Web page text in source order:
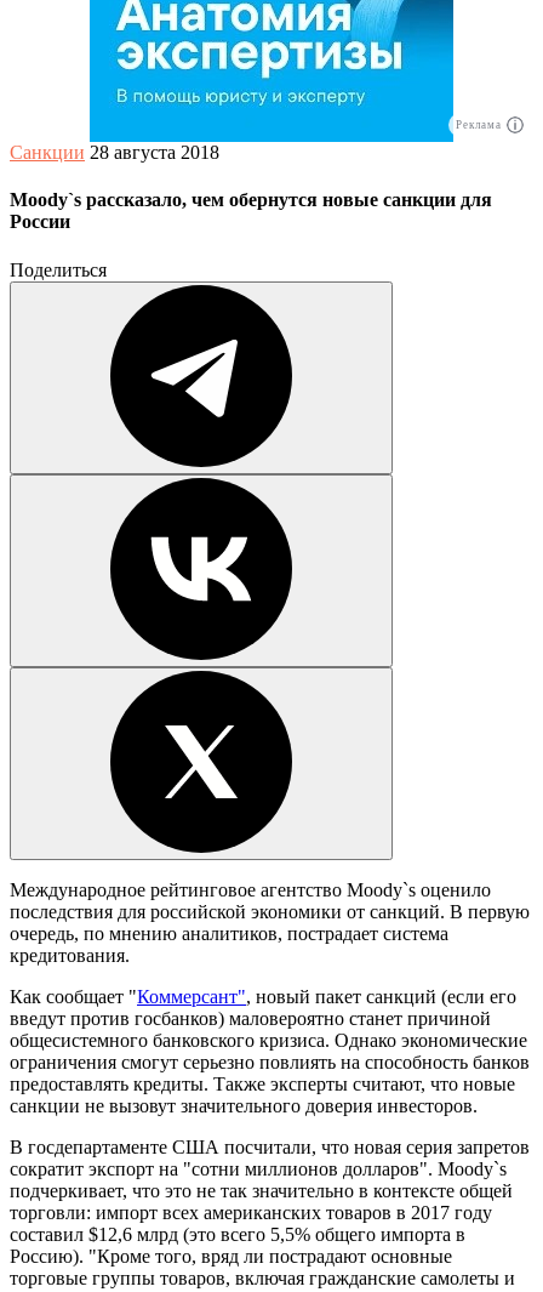
Реклама
Санкции 28 августа 2018
Moody`s рассказало, чем обернутся новые санкции для
России
Поделиться
Международное рейтинговое агентство Moody`s оценило
последствия для российской экономики от санкций. В первую
очередь, по мнению аналитиков, пострадает система
кредитования.
Как сообщает "Коммерсант", новый пакет санкций (если его
введут против госбанков) маловероятно станет причиной
общесистемного банковского кризиса. Однако экономические
ограничения смогут серьезно повлиять на способность банков
предоставлять кредиты. Также эксперты считают, что новые
санкции не вызовут значительного доверия инвесторов.
В госдепартаменте США посчитали, что новая серия запретов
сократит экспорт на "сотни миллионов долларов". Moody`s
подчеркивает, что это не так значительно в контексте общей
торговли: импорт всех американских товаров в 2017 году
составил $12,6 млрд (это всего 5,5% общего импорта в
Россию). "Кроме того, вряд ли пострадают основные
торговые группы товаров, включая гражданские самолеты и